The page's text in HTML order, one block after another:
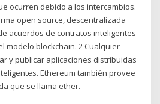
ocurren debido a los intercambios.
open source, descentralizada
acuerdos de contratos inteligentes
modelo blockchain. 2 Cualquier
y publicar aplicaciones distribuidas
Ethereum también provee
que se llama ether.